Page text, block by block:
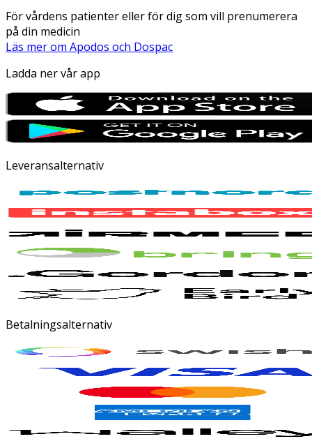
För vårdens patienter eller för dig som vill prenumerera
på din medicin
Läs mer om Apodos och Dospac
Ladda ner vår app
Leveransalternativ
Betalningsalternativ